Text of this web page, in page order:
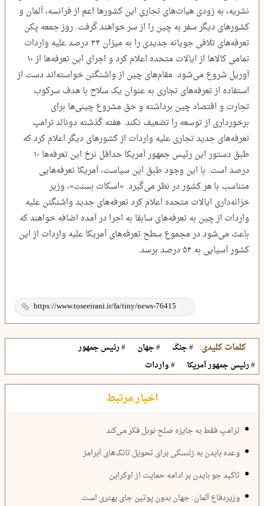
نشریه، به زودی هیات‌های تجاری این کشورها اعم از فرانسه، آلمان و
کشورهای دیگر سفر به چین را از سر خواهند گرفت. روز جمعه پکن
تعرفه‌های تلافی جویانه جدیدی را به میزان ۳۴ درصد علیه واردات
تمامی کالاها از ایالات متحده اعلام کرد و اجرای این تعرفه‌ها از ۱۰
آوریل شروع می‌شود. مقام‌های چین از واشنگتن خواسته‌اند دست از
استفاده از تعرفه‌های تجاری به عنوان یک سلاح با هدف سرکوب
تجارت و اقتصاد چین برداشته و حق مشروع چینی‌ها برای
برخورداری از توسعه را تضعیف نکند. هفته گذشته دونالد ترامپ
تعرفه‌های جدید تجاری علیه واردات از کشورهای دیگر اعلام کرد که
طبق دستور این رئیس جمهور آمریکا حداقل نرخ این تعرفه‌ها ۱۰
درصد است. با این وجود طبق این سیاست، آمریکا تعرفه‌هایی
متناسب با هر کشور در نظر می‌گیرد. «اسکات بسنت»، وزیر
خزانه‌داری ایالات متحده اعلام کرد تعرفه‌های جدید واشنگتن علیه
واردات از چین به تعرفه‌های سابقا به اجرا در آمده اضافه خواهند که
باعث می‌شود در مجموع سطح تعرفه‌های آمریکا علیه واردات از این
کشور آسیایی به ۵۴ درصد برسد.
کلمات کلیدی: # جنگ # جهان
# رئیس جمهور
# رئیس جمهور آمریکا
# واردات
اخبار مرتبط
ترامپ فقط به جایزه صلح نوبل فکر می‌کند
وعده بایدن به زلنسکی برای تحویل تانک‌های آبرامز
تاکید جو بایدن بر ادامه حمایت از اوکراین
وزیردفاع آلمان: جهان بدون پوتین جای بهتری است